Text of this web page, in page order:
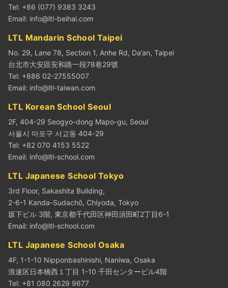
Tel: +86 (077) 9383 3243
Email: info@ltl-beihai.com
LTL Mandarin School Taipei
No. 29, Lane 78, Section 1, Anhe Rd, Da’an, Taipei
台北市大安區安和路一段78巷29號
Tel: +886 02-27555007
Email: info@ltl-taiwan.com
LTL Korean School Seoul
2F, 404-29 Seogyo-dong Mapo-gu, Seoul
서울시 마포구 서교동 404-29
Tel: +82 070 4153 5522
Email: info@ltl-school.com
LTL Japanese School Tokyo
3rd Floor, Sakashita Building,
2-6-1 Kanda-Sudachō, Chiyoda, Tokyo
坂下ビル 3階, 東京都千代田区神田須田町2丁目6-1
Email: info@ltl-school.com
LTL Japanese School Osaka
4F, 1-1-10 Nipponbashinishi, Naniwa, Osaka
浪速区日本橋西１丁目 1-10 千田センタービル4階
Tel: +81 080 2629 9677